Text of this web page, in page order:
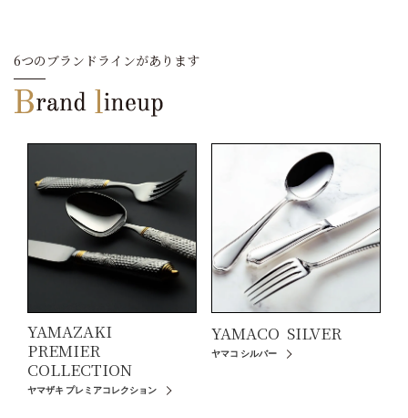
6つのブランドラインがあります
YAMAZAKI
PREMIER
COLLECTION
ヤマザキ プレミアコレクション
YAMACO SILVER
ヤマコ シルバー